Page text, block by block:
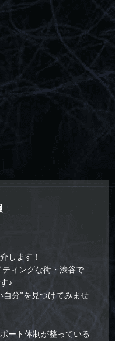
します！
ティングな街・渋谷で
♪
自分”を見つけてみませ
ート体制が整っている